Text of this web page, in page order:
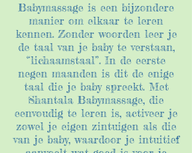
Babymassage is een bijzondere
manier om elkaar te leren
kennen. Zonder woorden leer je
de taal van je baby te verstaan,
“lichaamstaal”. In de eerste
negen maanden is dit de enige
taal die je baby spreekt. Met
Shantala Babymassage, die
eenvoudig te leren is, activeer je
zowel je eigen zintuigen als die
van je baby, waardoor je intuitief